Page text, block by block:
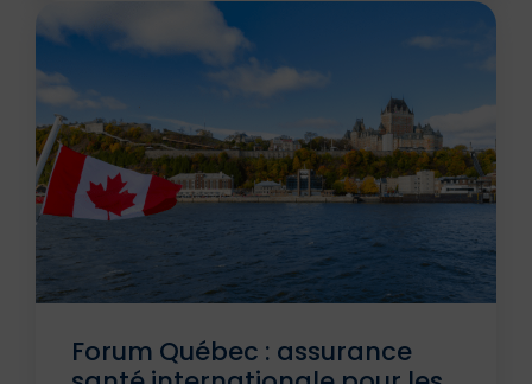
Forum Québec : assurance